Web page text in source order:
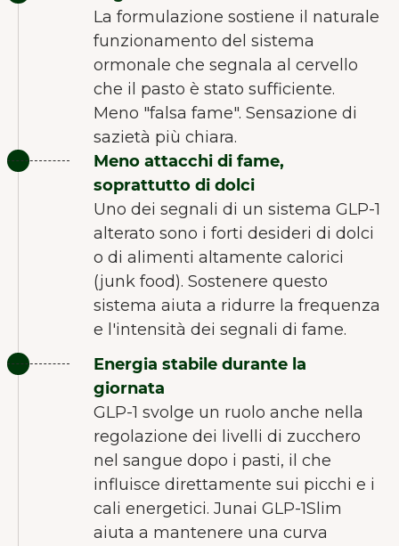
La formulazione sostiene il naturale
funzionamento del sistema
ormonale che segnala al cervello
che il pasto è stato sufficiente.
Meno "falsa fame". Sensazione di
sazietà più chiara.
Meno attacchi di fame,
soprattutto di dolci
Uno dei segnali di un sistema GLP-1
alterato sono i forti desideri di dolci
o di alimenti altamente calorici
(junk food). Sostenere questo
sistema aiuta a ridurre la frequenza
e l'intensità dei segnali di fame.
Energia stabile durante la
giornata
GLP-1 svolge un ruolo anche nella
regolazione dei livelli di zucchero
nel sangue dopo i pasti, il che
influisce direttamente sui picchi e i
cali energetici. Junai GLP-1Slim
aiuta a mantenere una curva